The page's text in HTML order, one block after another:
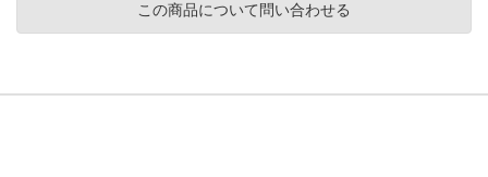
この商品について問い合わせる